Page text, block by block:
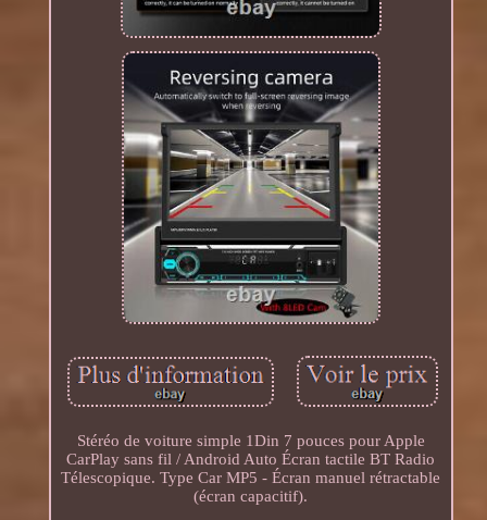
Stéréo de voiture simple 1Din 7 pouces pour Apple
CarPlay sans fil / Android Auto Écran tactile BT Radio
Télescopique. Type Car MP5 - Écran manuel rétractable
(écran capacitif).